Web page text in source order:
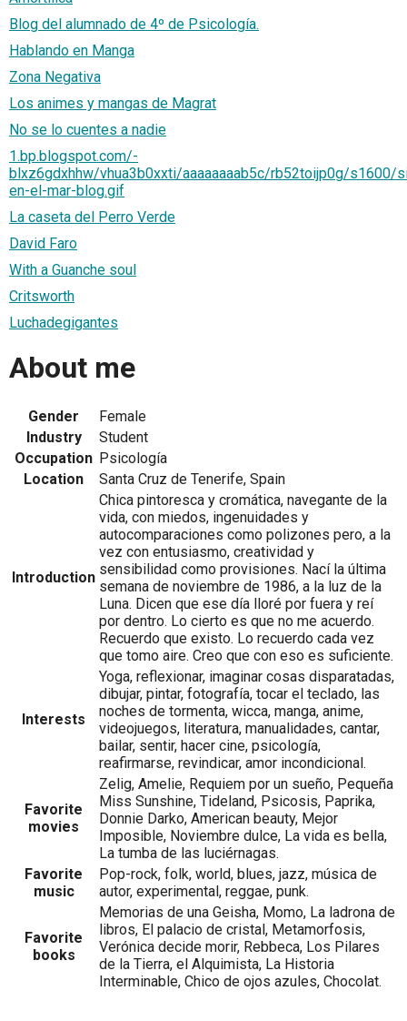
Blog del alumnado de 4º de Psicología.
Hablando en Manga
Zona Negativa
Los animes y mangas de Magrat
No se lo cuentes a nadie
1.bp.blogspot.com/-
blxz6gdxhhw/vhua3b0xxti/aaaaaaaab5c/rb52toijp0g/s1600/
en-el-mar-blog.gif
La caseta del Perro Verde
David Faro
With a Guanche soul
Critsworth
Luchadegigantes
About me
Gender
Female
Industry
Student
Occupation Psicología
Location
Santa Cruz de Tenerife, Spain
Introduction
Chica pintoresca y cromática, navegante de la
vida, con miedos, ingenuidades y
autocomparaciones como polizones pero, a la
vez con entusiasmo, creatividad y
sensibilidad como provisiones. Nací la última
semana de noviembre de 1986, a la luz de la
Luna. Dicen que ese día lloré por fuera y reí
por dentro. Lo cierto es que no me acuerdo.
Recuerdo que existo. Lo recuerdo cada vez
que tomo aire. Creo que con eso es suficiente.
Interests
Yoga, reflexionar, imaginar cosas disparatadas,
dibujar, pintar, fotografía, tocar el teclado, las
noches de tormenta, wicca, manga, anime,
videojuegos, literatura, manualidades, cantar,
bailar, sentir, hacer cine, psicología,
reafirmarse, revindicar, amor incondicional.
Favorite
movies
Zelig, Amelie, Requiem por un sueño, Pequeña
Miss Sunshine, Tideland, Psicosis, Paprika,
Donnie Darko, American beauty, Mejor
Imposible, Noviembre dulce, La vida es bella,
La tumba de las luciérnagas.
Favorite
music
Pop-rock, folk, world, blues, jazz, música de
autor, experimental, reggae, punk.
Favorite
books
Memorias de una Geisha, Momo, La ladrona de
libros, El palacio de cristal, Metamorfosis,
Verónica decide morir, Rebbeca, Los Pilares
de la Tierra, el Alquimista, La Historia
Interminable, Chico de ojos azules, Chocolat.